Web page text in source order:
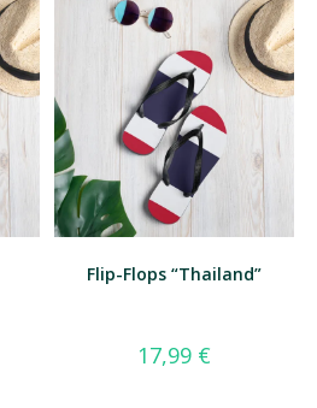
Flip-Flops “Thailand”
17,99 €